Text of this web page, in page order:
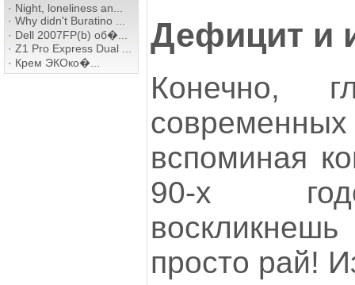
· Night, loneliness an...
· Why didn't Buratino ...
· Dell 2007FP(b) об�...
· Z1 Pro Express Dual ...
· Крем ЭКОко�...
Дефицит и
Конечно,
вспоминая
90-х
просто рай!